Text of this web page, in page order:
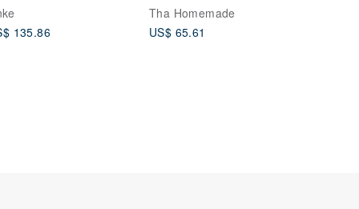
135.86
Tha Homemade
US$ 65.61